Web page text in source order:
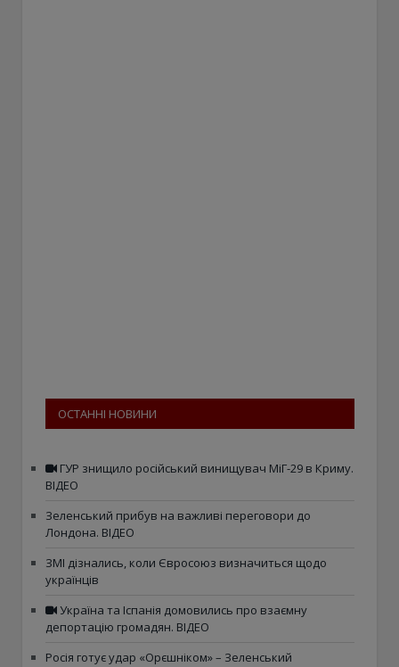
ОСТАННІ НОВИНИ
ГУР знищило російський винищувач МіГ-29 в Криму.
ВІДЕО
Зеленський прибув на важливі переговори до
Лондона. ВІДЕО
ЗМІ дізнались, коли Євросоюз визначиться щодо
українців
Україна та Іспанія домовились про взаємну
депортацію громадян. ВІДЕО
Росія готує удар «Орєшніком» – Зеленський